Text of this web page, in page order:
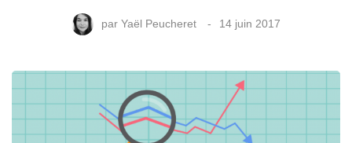
par Yaël Peucheret 14 juin 2017